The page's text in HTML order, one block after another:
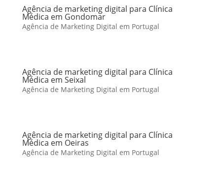
Agência de marketing digital para Clínica
Médica em Gondomar
Agência de Marketing Digital em Portugal
Agência de marketing digital para Clínica
Médica em Seixal
Agência de Marketing Digital em Portugal
Agência de marketing digital para Clínica
Médica em Oeiras
Agência de Marketing Digital em Portugal